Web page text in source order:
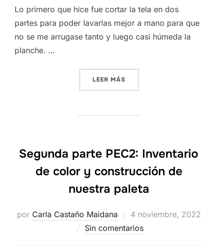
Lo primero que hice fue cortar la tela en dos
partes para poder lavarlas mejor a mano para que
no se me arrugase tanto y luego casi húmeda la
planche. …
LEER MÁS
Segunda parte PEC2: Inventario
de color y construcción de
nuestra paleta
por Carla Castaño Maidana
Publicado
el
4 noviembre, 2022
Sin comentarios